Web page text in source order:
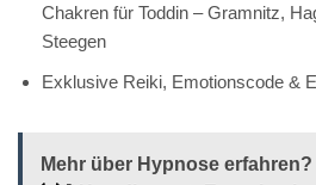
Chakren für Toddin – Gramnitz,
Steegen
Exklusive Reiki, Emotionscode &
Mehr über Hypnose erfahren?